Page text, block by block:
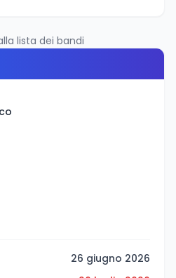
lista dei bandi
26 giugno 2026